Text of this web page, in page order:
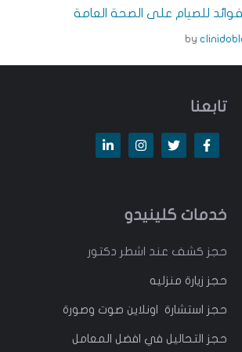
by
تابعنا
خدمات كلينيدو
حجز كشف عند اشطر دكتور
حجز زيارة منزليه
حجز استشارة اونلاين صوت وصورة
حجز التحاليل في افضل المعامل